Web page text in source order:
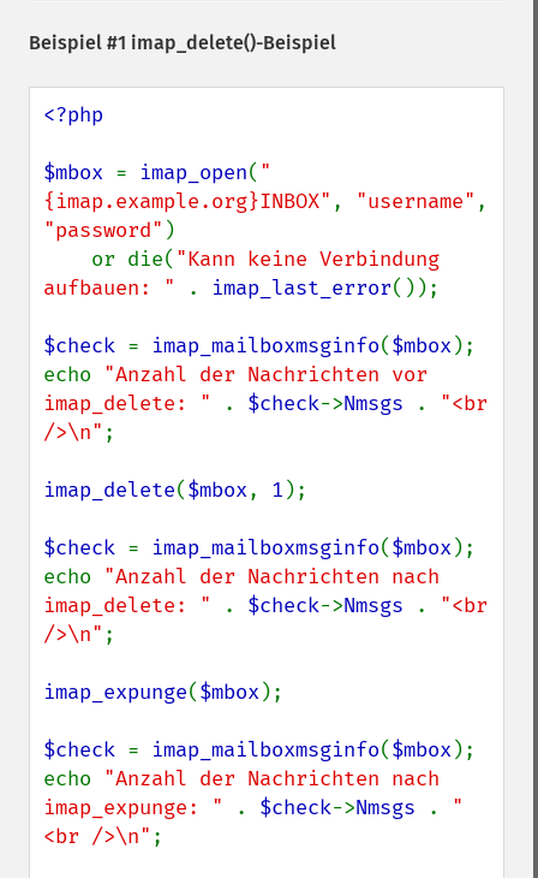
Beispiel #1 imap_delete()-Beispiel
<?php
$mbox = imap_open( "
{imap.example.org}INBOX" , "username"
"password" )
    or die(
"Kann keine Verbindung
aufbauen: "
. imap_last_error());
$check = imap_mailboxmsginfo($mbox );
echo "Anzahl der Nachrichten vor
imap_delete: "
. $check->Nmsgs . "<br
/>\n" ;
imap_delete($mbox, 1 );
$check = imap_mailboxmsginfo($mbox );
echo "Anzahl der Nachrichten nach
imap_delete: "
. $check->Nmsgs . "<br
/>\n" ;
imap_expunge($mbox );
$check = imap_mailboxmsginfo($mbox );
echo "Anzahl der Nachrichten nach
imap_expunge: "
. $check->Nmsgs . "
<br />\n" ;